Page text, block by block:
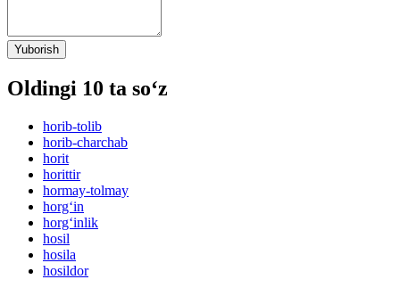
Yuborish
Oldingi 10 ta so‘z
horib-tolib
horib-charchab
horit
horittir
hormay-tolmay
horg‘in
horg‘inlik
hosil
hosila
hosildor